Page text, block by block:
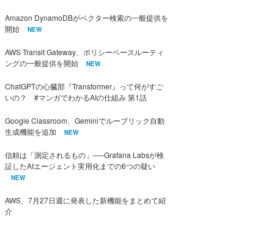
Amazon DynamoDBがベクター検索の一般提供を
開始
NEW
AWS Transit Gateway、ポリシーベースルーティ
ングの一般提供を開始
NEW
ChatGPTの心臓部『Transformer』って何がすご
いの？ #マンガでわかるAIの仕組み 第1話
Google Classroom、Geminiでルーブリック自動
生成機能を追加
NEW
信頼は「測定されるもの」──Grafana Labsが検
証したAIエージェント実用化までの6つの疑い
NEW
AWS、7月27日週に発表した新機能をまとめて紹
介